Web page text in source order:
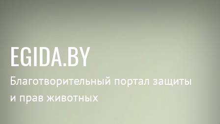
EGIDA.BY
Благотворительный портал защиты
и прав животных